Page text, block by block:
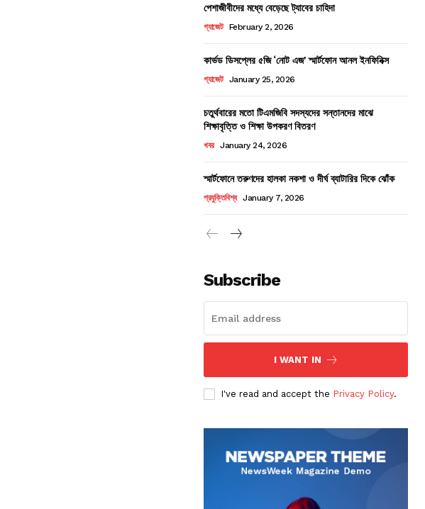
পেশাজীবীদের মধ্যে বেড়েছে ট্যাবের চাহিদা
গ্যাজেট February 2, 2026
কার্ভড ডিসপ্লের ৫জি ‘নোট এজ’ স্মার্টফোন আনল ইনফিনিক্স
গ্যাজেট January 25, 2026
চতুর্থবারের মতো টিএমজিবি সদস্যদের সন্তানদের মাঝে
শিক্ষাবৃত্তি ও শিক্ষা উপকরণ বিতরণ
খবর January 24, 2026
স্মার্টফোনে তরুণদের হালকা নকশা ও দীর্ঘ ব্যাটারির দিকে ঝোঁক
প্রযুক্তিবিশ্ব January 7, 2026
Subscribe
I WANT IN
I've read and accept the Privacy Policy.